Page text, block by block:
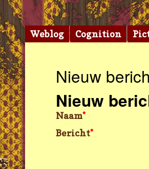
Nieuw
Nieuw
Naam*
Bericht*
Weblog Cognition